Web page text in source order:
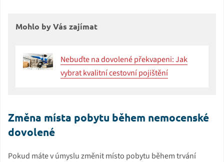
Mohlo by Vás zajímat
Nebuďte na dovolené překvapeni: Jak
vybrat kvalitní cestovní pojištění
Změna místa pobytu během nemocenské
dovolené
Pokud máte v úmyslu změnit místo pobytu během trvání